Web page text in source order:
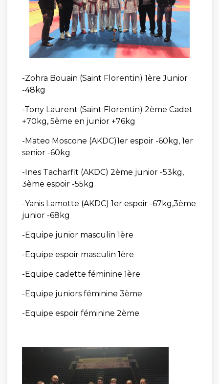
-Zohra Bouain (Saint Florentin) 1ère Junior
-48kg
-Tony Laurent (Saint Florentin) 2ème Cadet
+70kg, 5ème en junior +76kg
-Mateo Moscone (AKDC)1er espoir -60kg, 1er
senior -60kg
-Ines Tacharfit (AKDC) 2ème junior -53kg,
3ème espoir -55kg
-Yanis Lamotte (AKDC) 1er espoir -67kg,3ème
junior -68kg
-Equipe junior masculin 1ère
-Equipe espoir masculin 1ère
-Equipe cadette féminine 1ère
-Equipe juniors féminine 3ème
-Equipe espoir féminine 2ème